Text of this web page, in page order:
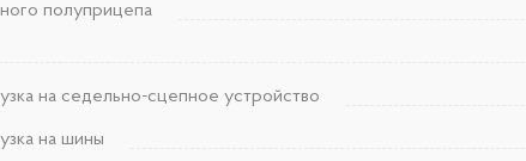
полуприцепа
на седельно-сцепное устройство
на шины